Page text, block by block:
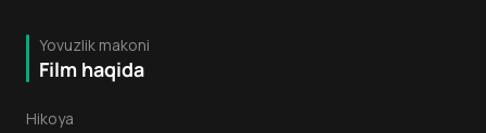
Yovuzlik makoni
Film haqida
Hikoya